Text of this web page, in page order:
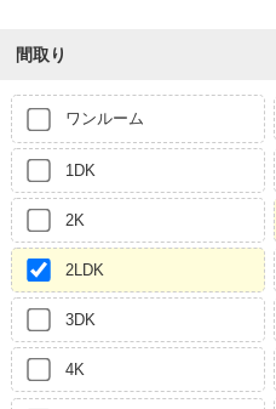
間取り
ワンルーム
1DK
2K
2LDK
3DK
4K